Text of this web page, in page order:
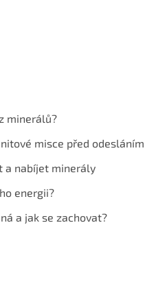
minerálů?
misce před odesláním
a nabíjet minerály
energii?
a jak se zachovat?